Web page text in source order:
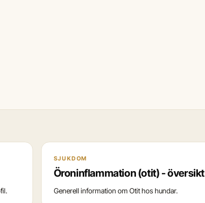
SJUKDOM
Öroninflammation (otit) - översikt
Generell information om Otit hos hundar.